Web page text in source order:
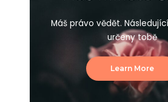
Máš právo vědět.
určeny tobě
Learn More